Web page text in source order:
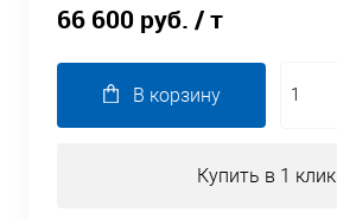
66 600 руб. / т
В корзину
Купить в 1 клик